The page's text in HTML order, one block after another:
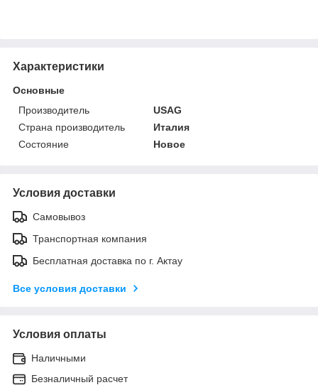
Характеристики
Основные
Производитель
USAG
Страна производитель
Италия
Состояние
Новое
Условия доставки
Самовывоз
Транспортная компания
Бесплатная доставка по г. Актау
Все условия доставки
Условия оплаты
Наличными
Безналичный расчет